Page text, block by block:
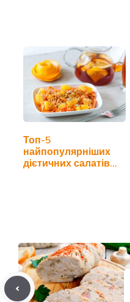
Топ-5
найпопулярніших
дієтичних салатів